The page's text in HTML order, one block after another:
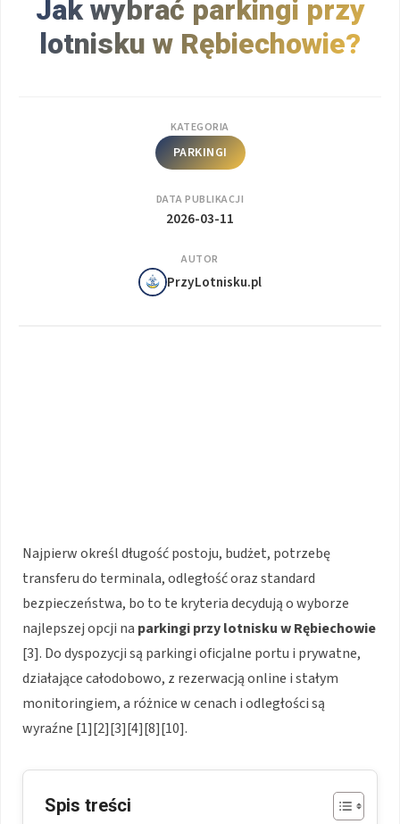
Jak wybrać parkingi przy
lotnisku w Rębiechowie?
KATEGORIA
PARKINGI
DATA PUBLIKACJI
2026-03-11
AUTOR
PrzyLotnisku.pl
Najpierw określ długość postoju, budżet, potrzebę
transferu do terminala, odległość oraz standard
bezpieczeństwa, bo to te kryteria decydują o wyborze
najlepszej opcji na parkingi przy lotnisku w Rębiechowie
[3]. Do dyspozycji są parkingi oficjalne portu i prywatne,
działające całodobowo, z rezerwacją online i stałym
monitoringiem, a różnice w cenach i odległości są
wyraźne [1][2][3][4][8][10].
Spis treści